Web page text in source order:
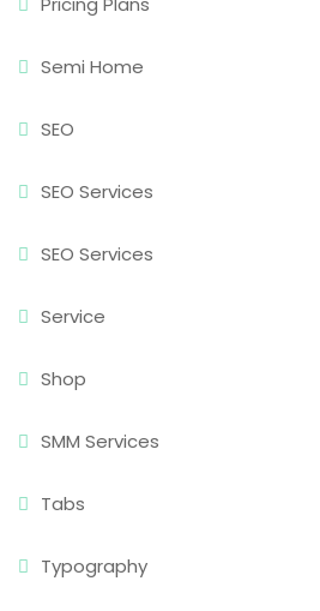
Semi Home
SEO
SEO Services
SEO Services
Service
Shop
SMM Services
Tabs
Typography